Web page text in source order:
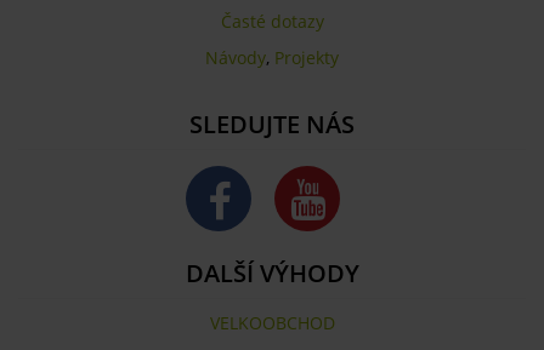
Časté dotazy
Návody, Projekty
SLEDUJTE NÁS
DALŠÍ VÝHODY
VELKOOBCHOD